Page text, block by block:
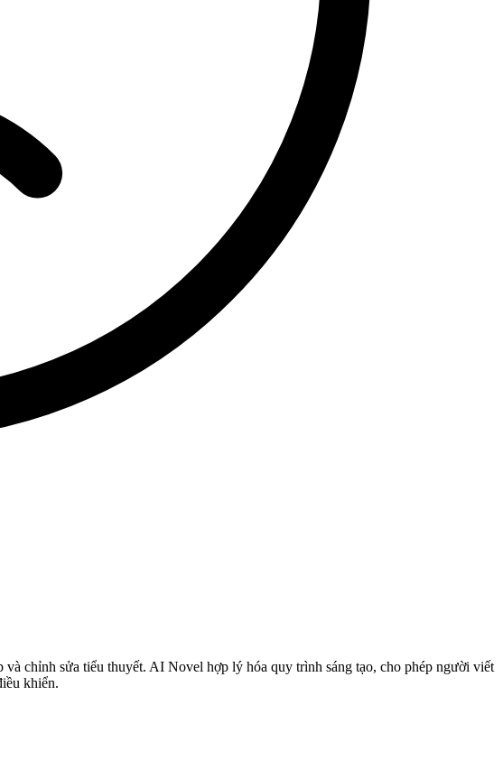
chỉnh sửa tiểu thuyết. AI Novel hợp lý hóa quy trình sáng tạo, cho phép người viết
khiển.